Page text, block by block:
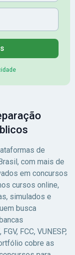
seguida comecei a
prefeitura de Santo
em seguida pra de
Campinas) e mais
eu iniciei os
própria plataforma,
facilitava muito
estudar durante a
semana.&nbsp;As
de Direito,
Campinas e
foram excelentes!!
ministradas pelo
professore Franco,
especial, me
quase&nbsp;100%
de
com mais de
em concursos
cursos online,
simulados e
busca
FCC, VUNESP,
cobre as